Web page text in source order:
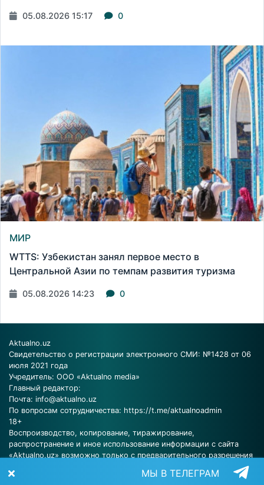
05.08.2026 15:17 0
МИР
WTTS: Узбекистан занял первое место в
Центральной Азии по темпам развития туризма
05.08.2026 14:23 0
Aktualno.uz
Свидетельство о регистрации электронного СМИ: №1428 от 06
июля 2021 года
Учредитель: ООО «Aktualno media»
Главный редактор:
Почта: info@aktualno.uz
По вопросам сотрудничества: https://t.me/aktualnoadmin
18+
Воспроизводство, копирование, тиражирование,
распространение и иное использование информации с сайта
«Aktualno.uz» возможно только с предварительного разрешения
МЫ В ТЕЛЕГРАМ